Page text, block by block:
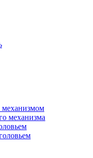
механизма